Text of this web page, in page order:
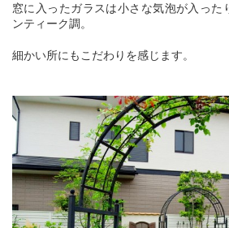
窓に入ったガラスは小さな気泡が入った
ンティーク調。
細かい所にもこだわりを感じます。